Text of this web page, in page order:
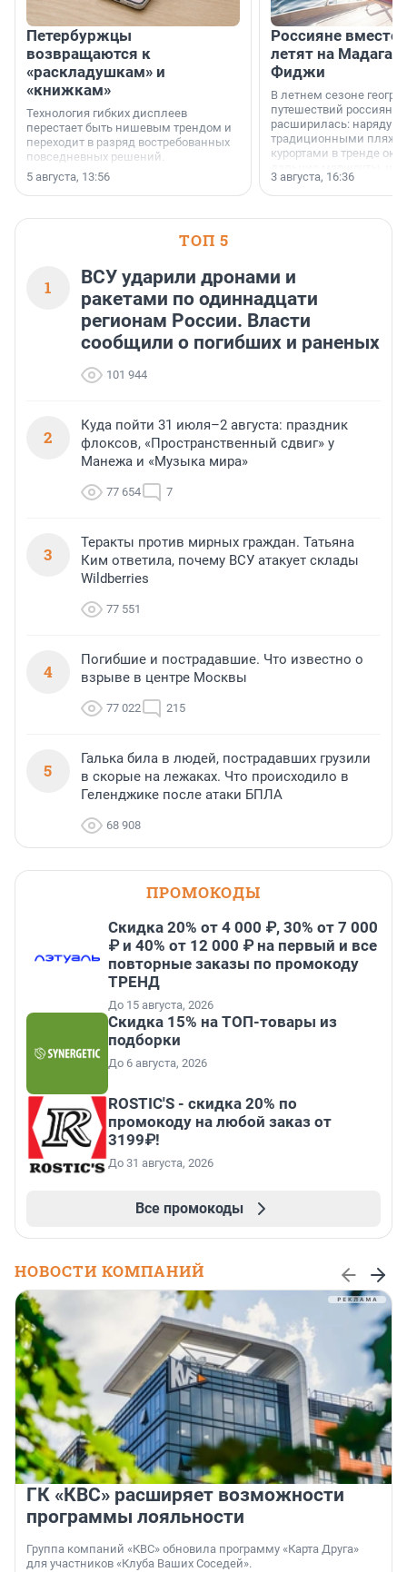
Петербуржцы
возвращаются к
«раскладушкам» и
«книжкам»
Технология гибких дисплеев
перестает быть нишевым трендом и
переходит в разряд востребованных
повседневных решений.
5 августа, 13:56
Россияне вместо
летят на
Фиджи
В летнем сезоне
путешествий россиян
расширилась: наряду с
традиционными
курортами в тренде
острова Африки и Азии,
свидетельствуют
3 августа, 16:36
ТОП 5
1
ВСУ ударили дронами и
ракетами по одиннадцати
регионам России. Власти
сообщили о погибших и раненых
101 944
2
Куда пойти 31 июля–2 августа: праздник
флоксов, «Пространственный сдвиг» у
Манежа и «Музыка мира»
77 654 7
3
Теракты против мирных граждан. Татьяна
Ким ответила, почему ВСУ атакует склады
Wildberries
77 551
4
Погибшие и пострадавшие. Что известно о
взрыве в центре Москвы
77 022 215
5
Галька била в людей, пострадавших грузили
в скорые на лежаках. Что происходило в
Геленджике после атаки БПЛА
68 908
ПРОМОКОДЫ
Скидка 20% от 4 000 ₽, 30% от 7 000
₽ и 40% от 12 000 ₽ на первый и все
повторные заказы по промокоду
ТРЕНД
До 15 августа, 2026
Скидка 15% на ТОП-товары из
подборки
До 6 августа, 2026
ROSTIC'S - скидка 20% по
промокоду на любой заказ от
3199₽!
До 31 августа, 2026
Все промокоды
НОВОСТИ КОМПАНИЙ
ГК «КВС» расширяет возможности
программы лояльности
Группа компаний «КВС» обновила программу «Карта Друга»
для участников «Клуба Ваших Соседей».